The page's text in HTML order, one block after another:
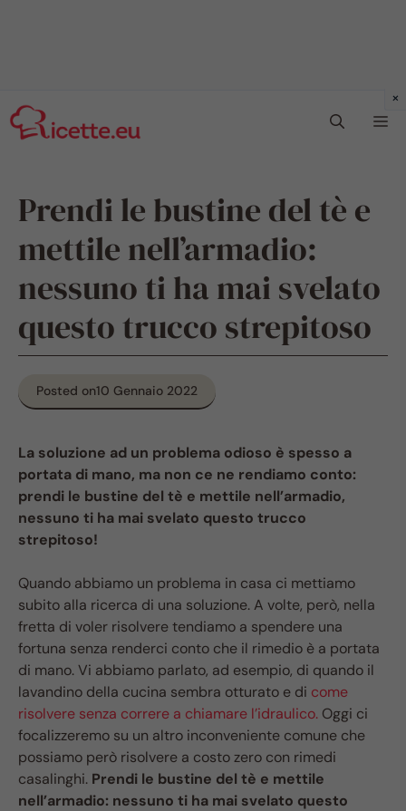
al
contenuto
Prendi le bustine del tè e
mettile nell’armadio:
nessuno ti ha mai svelato
questo trucco strepitoso
Posted on10 Gennaio 2022
La soluzione ad un problema odioso è spesso a
portata di mano, ma non ce ne rendiamo conto:
prendi le bustine del tè e mettile nell’armadio,
nessuno ti ha mai svelato questo trucco
strepitoso!
Quando abbiamo un problema in casa ci mettiamo
subito alla ricerca di una soluzione. A volte, però, nella
fretta di voler risolvere tendiamo a spendere una
fortuna senza renderci conto che il rimedio è a portata
di mano. Vi abbiamo parlato, ad esempio, di quando il
lavandino della cucina sembra otturato e di come
risolvere senza correre a chiamare l’idraulico. Oggi ci
focalizzeremo su un altro inconveniente comune che
possiamo però risolvere a costo zero con rimedi
casalinghi. Prendi le bustine del tè e mettile
nell’armadio: nessuno ti ha mai svelato questo